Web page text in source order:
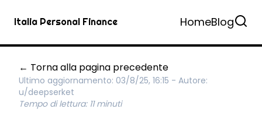
Italia Personal Finance HomeBlog
← Torna alla pagina precedente
Ultimo aggiornamento: 03/8/25, 16:15 - Autore:
u/deepserket
Tempo di lettura: 11 minuti